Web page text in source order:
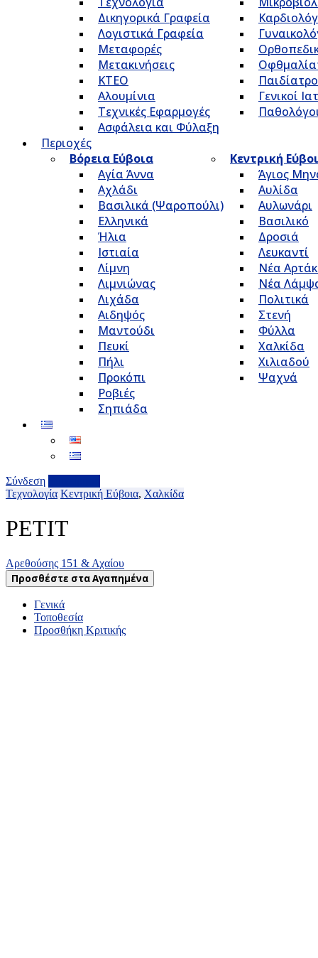
Δικηγορικά Γραφεία
Λογιστικά Γραφεία
Μεταφορές
Μετακινήσεις
ΚΤΕΟ
Αλουμίνια
Τεχνικές Εφαρμογές
Ασφάλεια και Φύλαξη
Γενικοί
Περιοχές
Βόρεια Εύβοια
Αγία Άννα
Αχλάδι
Βασιλικά (Ψαροπούλι)
Ελληνικά
Ήλια
Ιστιαία
Λίμνη
Λιμνιώνας
Λιχάδα
Αιδηψός
Μαντούδι
Πευκί
Πήλι
Προκόπι
Ροβιές
Σηπιάδα
Κεντρική
Άγιος
Αυλίδα
Αυλωνάρι
Βασιλικό
Δροσιά
Λευκαντί
Νέα
Νέα
Πολιτικά
Στενή
Φύλλα
Χαλκίδα
Χιλιαδού
Ψαχνά
Σύνδεση
Τεχνολογία Κεντρική Εύβοια, Χαλκίδα
PETIT
Αρεθούσης 151 & Αχαίου
Προσθέστε στα Αγαπημένα
Γενικά
Τοποθεσία
Προσθήκη Κριτικής